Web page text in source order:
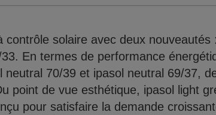
solaire avec deux nouveautés
En termes de performance
neutral 70/39 et ipasol neutral 69/37,
point de vue esthétique, ipasol light
pour satisfaire la demande